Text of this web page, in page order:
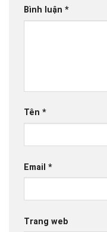
Bình luận *
Tên *
Email *
Trang web